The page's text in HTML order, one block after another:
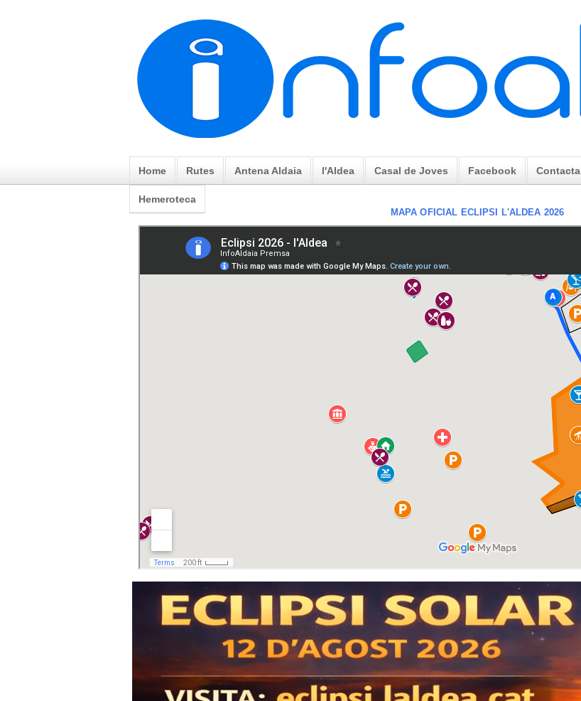
Home Rutes Antena Aldaia l'Aldea Casal de Joves Facebook Contacta
Hemeroteca
MAPA OFICIAL ECLIPSI L'ALDEA 2026